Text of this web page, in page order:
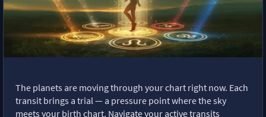
The planets are moving through your chart right now. Each
transit brings a trial — a pressure point where the sky
meets your birth chart. Navigate your active transits